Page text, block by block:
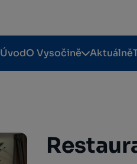
ÚvodO Vysočině Aktuálně